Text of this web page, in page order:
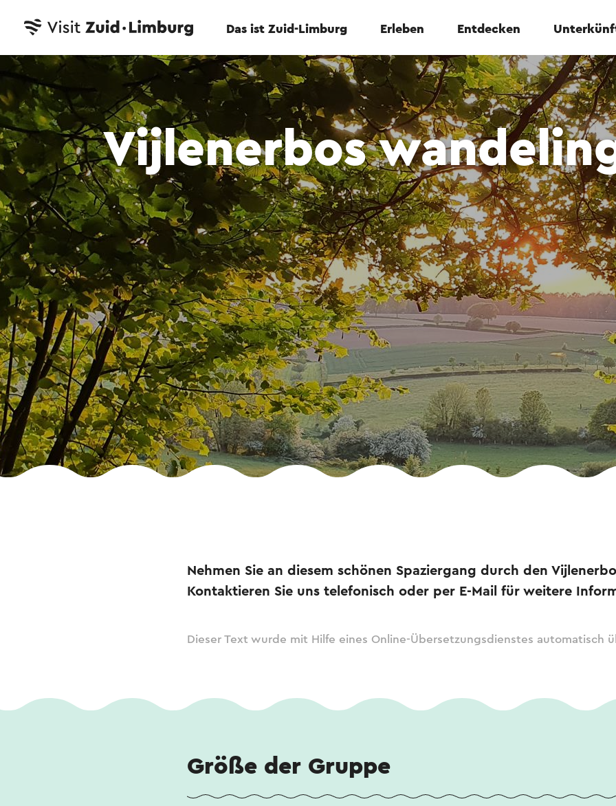
Das ist Zuid-Limburg Erleben Entdecken
Vijlenerbos
Nehmen Sie an diesem schönen Spaziergang durch den
Kontaktieren Sie uns telefonisch oder per E-Mail für weitere
Dieser Text wurde mit Hilfe eines Online-Übersetzungsdienstes automatisch
Größe der Gruppe